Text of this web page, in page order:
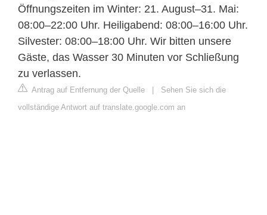
Öffnungszeiten im Winter: 21. August–31. Mai:
08:00–22:00 Uhr. Heiligabend: 08:00–16:00 Uhr.
Silvester: 08:00–18:00 Uhr. Wir bitten unsere
Gäste, das Wasser 30 Minuten vor Schließung
zu verlassen.
Antrag auf Entfernung der Quelle
Sehen Sie sich die
vollständige Antwort auf translate.google.com an